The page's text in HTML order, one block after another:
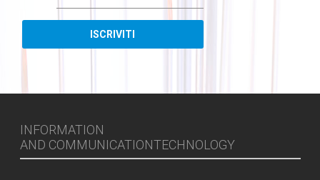
INFORMATION
AND COMMUNICATIONTECHNOLOGY